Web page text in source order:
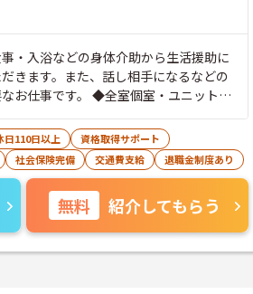
・入浴などの身体介助から生活援助に
きます。また、話し相手になるなどの
全室個室・ユニット型
た家具や調度、ご愛用の品々をおもち
個室、10部屋を1ユニット（生活単
を備えています。居室はすべて個室
イバシーに配慮されたお部屋です。ベ
明・鏡・カーテンなどは設置されてい
うコミュニケーションが生まれます◆
ひとつの家庭のように考えてつくられ
日110日以上
資格取得サポート
社会保険完備 交通費支給 退職金制度あり
無料 紹介してもらう